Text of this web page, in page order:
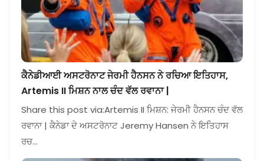
ਕੈਨੇਡੀਆਈ ਅਸਟਰੋਨਾਟ ਜੇਰਮੀ ਹੈਨਸਨ ਨੇ ਰਚਿਆ ਇਤਿਹਾਸ,
Artemis II ਮਿਸ਼ਨ ਨਾਲ ਚੰਦ ਵੱਲ ਰਵਾਨਾ |
Share this post via:Artemis II ਮਿਸ਼ਨ: ਜੇਰਮੀ ਹੈਨਸਨ ਚੰਦ ਵੱਲ
ਰਵਾਨਾ | ਕੈਨੇਡਾ ਦੇ ਅਸਟਰੋਨਾਟ Jeremy Hansen ਨੇ ਇਤਿਹਾਸ
ਰਚ…